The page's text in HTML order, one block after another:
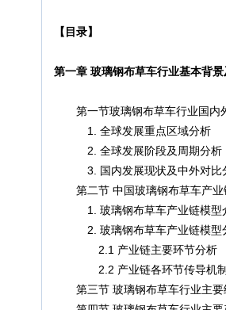
【目录】
第一章 玻璃钢布草车行业基本背
第一节玻璃钢布草车行业国内
1. 全球发展重点区域分析
2. 全球发展阶段及周期分析
3. 国内发展现状及中外对比
第二节 中国玻璃钢布草车产业
1. 玻璃钢布草车产业链模型
2. 玻璃钢布草车产业链模型
2.1 产业链主要环节分析
2.2 产业链各环节传导机制
第三节 玻璃钢布草车行业主要